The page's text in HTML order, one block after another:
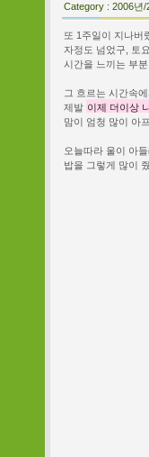
Category : 2006년/
또 1주일이 지나버
자정도 넘었구, 토
시간을 느끼는 부
그 흐르는 시간속
제발 이제 더이상
맘이 엄청 많이 아
오늘따라 울이 아
밥을 그렇게 많이